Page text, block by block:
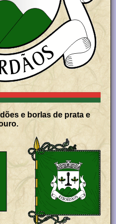
e borlas de prata e